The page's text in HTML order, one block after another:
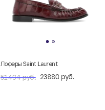
Лоферы Saint Laurent
51494 руб. 23880 руб.